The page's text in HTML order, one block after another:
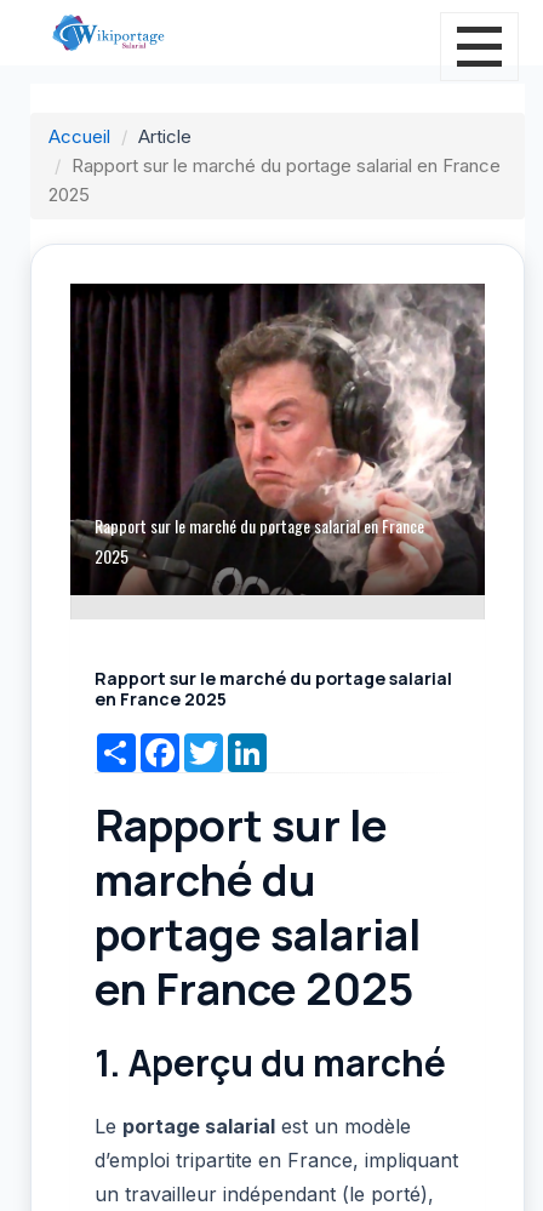
Accueil
Article
Rapport sur le marché du portage salarial en France
2025
Rapport sur le marché du portage salarial en France
2025
Rapport sur le marché du portage salarial
en France 2025
ShareFacebook
Twitter
Rapport sur le
marché du
portage salarial
en France 2025
1. Aperçu du marché
Le portage salarial est un modèle
d’emploi tripartite en France, impliquant
un travailleur indépendant (le porté),